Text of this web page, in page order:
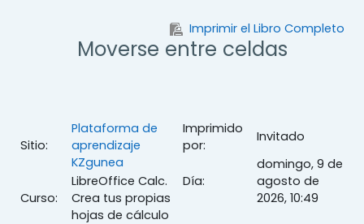
Imprimir el Libro Completo
Moverse entre celdas
Sitio:
Plataforma de
aprendizaje
KZgunea
Curso:
LibreOffice Calc.
Crea tus propias
hojas de cálculo
Imprimido
por:
Invitado
Día:
domingo, 9 de
agosto de
2026, 10:49